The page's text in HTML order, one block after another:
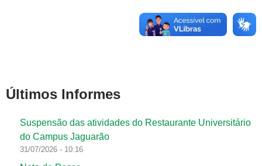
Últimos Informes
Suspensão das atividades do Restaurante Universitário
do Campus Jaguarão
31/07/2026 - 10:16